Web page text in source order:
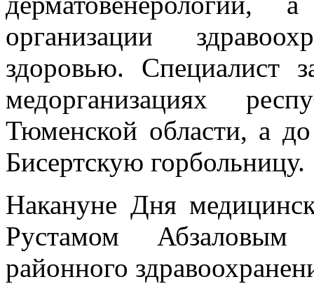
организации
здоровью. Специалист
медорганизациях
Тюменской области, а до
Бисертскую горбольницу.
Накануне Дня
Рустамом
районного